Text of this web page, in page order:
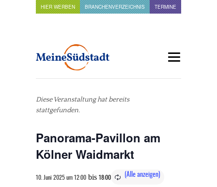
HIER WERBEN BRANCHENVERZEICHNIS TERMINE
Diese Veranstaltung hat bereits
stattgefunden.
Panorama-Pavillon am
Kölner Waidmarkt
10. Juni 2025 um 12:00 bis 18:00